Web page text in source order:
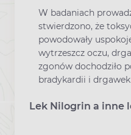
W badaniach
stwierdzono, że
powodowały
wytrzeszcz oczu,
zgonów dochodziło
bradykardii i
Lek Nilogrin a inne